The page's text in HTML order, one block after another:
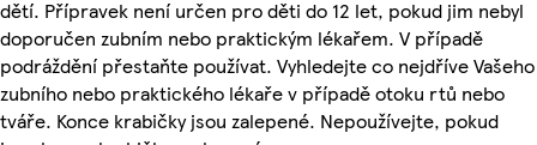
dětí. Přípravek není určen pro děti do 12 let, pokud jim nebyl
doporučen zubním nebo praktickým lékařem. V případě
podráždění přestaňte používat. Vyhledejte co nejdříve Vašeho
zubního nebo praktického lékaře v případě otoku rtů nebo
tváře. Konce krabičky jsou zalepené. Nepoužívejte, pokud